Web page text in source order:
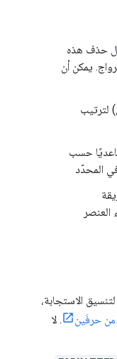
هذه
يمكن أن
حسب
الاستجابة،
. لا